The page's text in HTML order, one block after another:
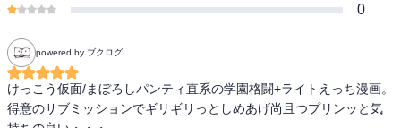
0
powered by ブクログ
けっこう仮面/まぼろしパンティ直系の学園格闘+ライトえっち漫画。
得意のサブミッションでギリギリっとしめあげ尚且つプリンッと気